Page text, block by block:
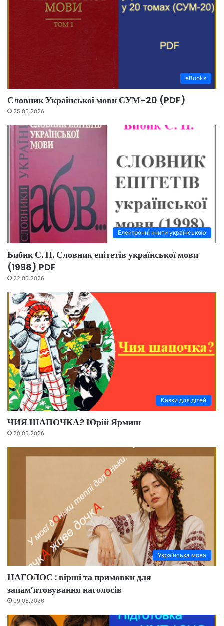
eBooks
Словник Української мови СУМ-20 (PDF)
25.05.2026
Електронні книги українською
Бибик С. П. Словник епітетів української мови
(1998) PDF
22.05.2026
Казки для дітей
ЧИЯ ШАПОЧКА? Юрій Ярмиш
20.05.2026
Українська мова
НАГОЛОС : вірші та примовки для
запам’ятовування наголосів
09.05.2026